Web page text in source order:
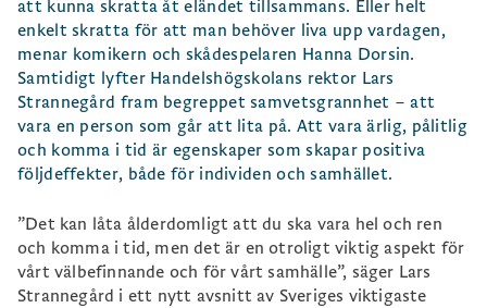
att kunna skratta åt eländet tillsammans. Eller helt
enkelt skratta för att man behöver liva upp vardagen,
menar komikern och skådespelaren Hanna Dorsin.
Samtidigt lyfter Handelshögskolans rektor Lars
Strannegård fram begreppet samvetsgrannhet – att
vara en person som går att lita på. Att vara ärlig, pålitlig
och komma i tid är egenskaper som skapar positiva
följdeffekter, både för individen och samhället.
”Det kan låta ålderdomligt att du ska vara hel och ren
och komma i tid, men det är en otroligt viktig aspekt för
vårt välbefinnande och för vårt samhälle”, säger Lars
Strannegård i ett nytt avsnitt av Sveriges viktigaste